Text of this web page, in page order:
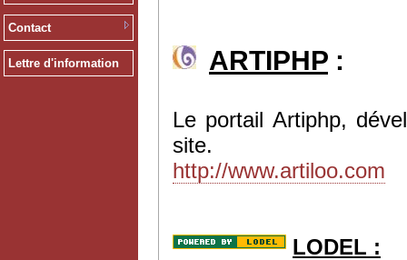
Contact
Lettre d'information ARTIPHP :
Le portail Artiphp,
site.
http://www.artiloo.com
LODEL :